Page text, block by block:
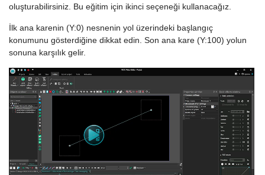
oluşturabilirsiniz. Bu eğitim için ikinci seçeneği kullanacağız.
İlk ana karenin (Y:0) nesnenin yol üzerindeki başlangıç
konumunu gösterdiğine dikkat edin. Son ana kare (Y:100) yolun
sonuna karşılık gelir.